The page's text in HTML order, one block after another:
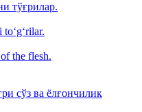
тўғрилар.
the flesh.
сўз ва ёлғончилик